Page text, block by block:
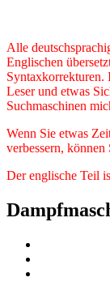
Alle
Englischen
Syntaxkorrekturen.
Leser und etwas
Suchmaschinen
Wenn Sie etwas
verbessern,
Der englische Teil